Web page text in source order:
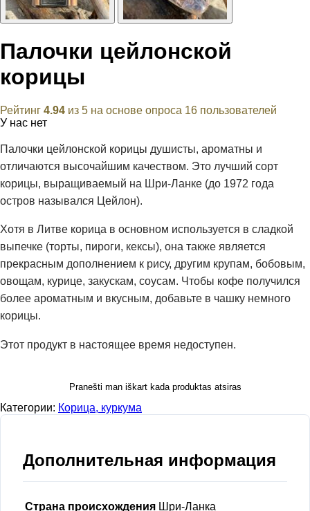
Палочки цейлонской
корицы
Рейтинг 4.94 из 5 на основе опроса 16 пользователей
У нас нет
Палочки цейлонской корицы душисты, ароматны и
отличаются высочайшим качеством. Это лучший сорт
корицы, выращиваемый на Шри-Ланке (до 1972 года
остров назывался Цейлон).
Хотя в Литве корица в основном используется в сладкой
выпечке (торты, пироги, кексы), она также является
прекрасным дополнением к рису, другим крупам, бобовым,
овощам, курице, закускам, соусам. Чтобы кофе получился
более ароматным и вкусным, добавьте в чашку немного
корицы.
Этот продукт в настоящее время недоступен.
Pranešti man iškart kada produktas atsiras
Категории: Корица, куркума
Дополнительная информация
Страна происхождения Шри-Ланка